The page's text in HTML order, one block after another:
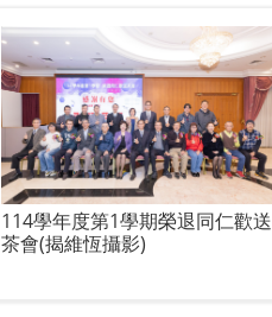
114學年度第1學期榮退同仁歡送
茶會(揭維恆攝影)